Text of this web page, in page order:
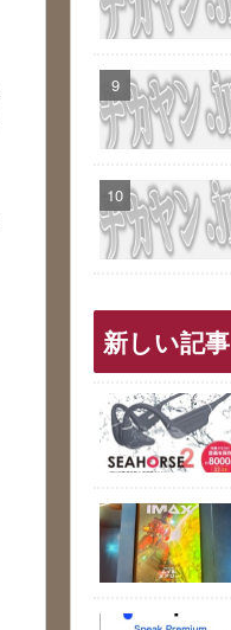
新しい記事